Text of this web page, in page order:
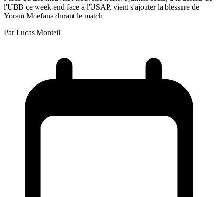
l'UBB ce week-end face à l'USAP, vient s'ajouter la blessure de
Yoram Moefana durant le match.
Par Lucas Monteil